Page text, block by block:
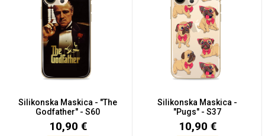
Silikonska Maskica - "The
Godfather" - S60
10,90 €
Silikonska Maskica -
"Pugs" - S37
10,90 €